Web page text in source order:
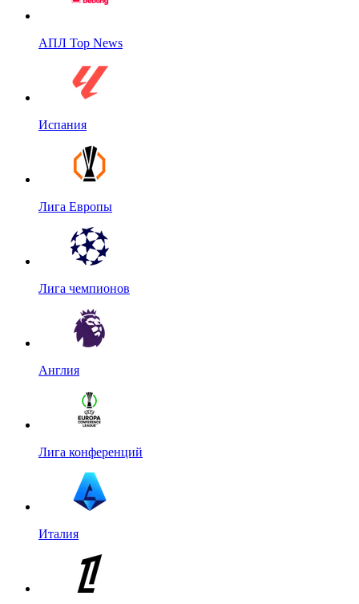
АПЛ Top News
Испания
Лига Европы
Лига чемпионов
Англия
Лига конференций
Италия